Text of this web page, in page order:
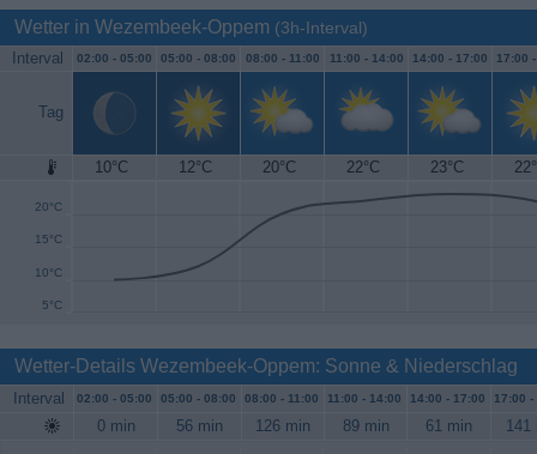
Wetter in Wezembeek-Oppem (3h-Interval)
Interval 02:00 - 05:00 05:00 - 08:00 08:00 - 11:00 11:00 - 14:00 14:00 - 17:00 17:00
Tag
10°C 12°C 20°C 22°C 23°C
5°C
10°C
15°C
20°C
25°C
Wetter-Details Wezembeek-Oppem: Sonne & Niederschlag
Interval 02:00 - 05:00 05:00 - 08:00 08:00 - 11:00 11:00 - 14:00 14:00 - 17:00 17:00 -
0 min 56 min 126 min 89 min 61 min 141